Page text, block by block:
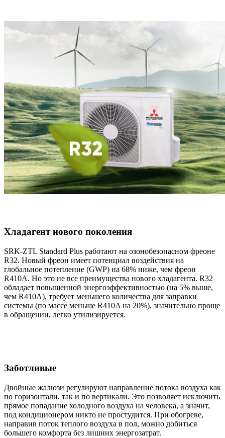
Хладагент нового поколения
SRK-ZTL Standard Plus работают на озонобезопасном фреоне
R32. Новый фреон имеет потенциал воздействия на
глобальное потепление (GWP) на 68% ниже, чем фреон
R410A. Но это не все преимущества нового хладагента. R32
обладает повышенной энергоэффективностью (на 5% выше,
чем R410A), требует меньшего количества для заправки
системы (по массе меньше R410A на 20%), значительно проще
в обращении, легко утилизируется.
Заботливые
Двойные жалюзи регулируют направление потока воздуха как
по горизонтали, так и по вертикали. Это позволяет исключить
прямое попадание холодного воздуха на человека, а значит,
под кондиционером никто не простудится. При обогреве,
направив поток теплого воздуха в пол, можно добиться
большего комфорта без лишних энергозатрат.